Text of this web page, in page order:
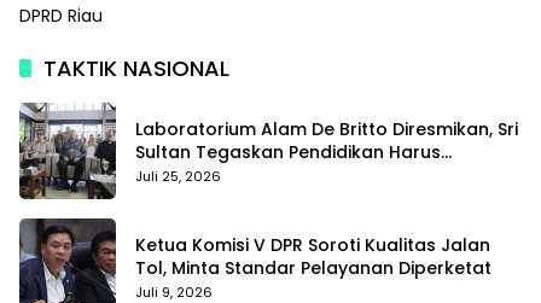
DPRD Riau
TAKTIK NASIONAL
Laboratorium Alam De Britto Diresmikan, Sri
Sultan Tegaskan Pendidikan Harus
Membentuk Karakter
Juli 25, 2026
Ketua Komisi V DPR Soroti Kualitas Jalan
Tol, Minta Standar Pelayanan Diperketat
Juli 9, 2026